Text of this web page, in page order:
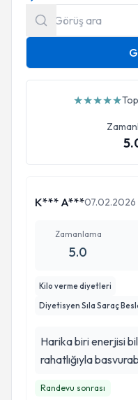
★★★★★
K*** A***07.02.2026
Zamanlama
5.0
Kilo verme diyetleri
Diyetisyen Sıla Saraç
Harika biri enerjisi
rahatlığıyla
Randevu sonrası